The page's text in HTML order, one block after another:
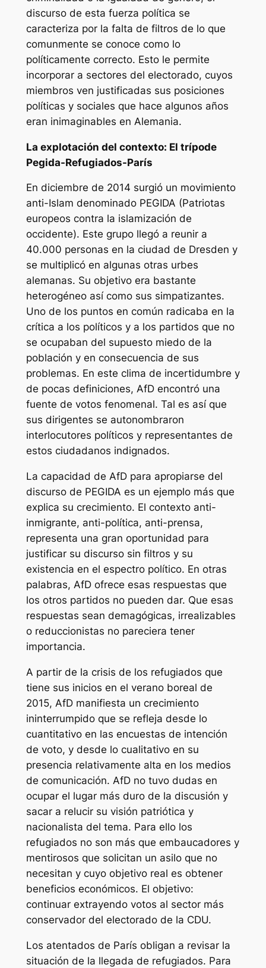
discurso de esta fuerza política se
caracteriza por la falta de filtros de lo que
comunmente se conoce como lo
políticamente correcto. Esto le permite
incorporar a sectores del electorado, cuyos
miembros ven justificadas sus posiciones
políticas y sociales que hace algunos años
eran inimaginables en Alemania.
La explotación del contexto: El trípode
Pegida-Refugiados-París
En diciembre de 2014 surgió un movimiento
anti-Islam denominado PEGIDA (Patriotas
europeos contra la islamización de
occidente). Este grupo llegó a reunir a
40.000 personas en la ciudad de Dresden y
se multiplicó en algunas otras urbes
alemanas. Su objetivo era bastante
heterogéneo así como sus simpatizantes.
Uno de los puntos en común radicaba en la
crítica a los políticos y a los partidos que no
se ocupaban del supuesto miedo de la
población y en consecuencia de sus
problemas. En este clima de incertidumbre y
de pocas definiciones, AfD encontró una
fuente de votos fenomenal. Tal es así que
sus dirigentes se autonombraron
interlocutores políticos y representantes de
estos ciudadanos indignados.
La capacidad de AfD para apropiarse del
discurso de PEGIDA es un ejemplo más que
explica su crecimiento. El contexto anti-
inmigrante, anti-política, anti-prensa,
representa una gran oportunidad para
justificar su discurso sin filtros y su
existencia en el espectro político. En otras
palabras, AfD ofrece esas respuestas que
los otros partidos no pueden dar. Que esas
respuestas sean demagógicas, irrealizables
o reduccionistas no pareciera tener
importancia.
A partir de la crisis de los refugiados que
tiene sus inicios en el verano boreal de
2015, AfD manifiesta un crecimiento
ininterrumpido que se refleja desde lo
cuantitativo en las encuestas de intención
de voto, y desde lo cualitativo en su
presencia relativamente alta en los medios
de comunicación. AfD no tuvo dudas en
ocupar el lugar más duro de la discusión y
sacar a relucir su visión patriótica y
nacionalista del tema. Para ello los
refugiados no son más que embaucadores y
mentirosos que solicitan un asilo que no
necesitan y cuyo objetivo real es obtener
beneficios económicos. El objetivo:
continuar extrayendo votos al sector más
conservador del electorado de la CDU.
Los atentados de París obligan a revisar la
situación de la llegada de refugiados. Para